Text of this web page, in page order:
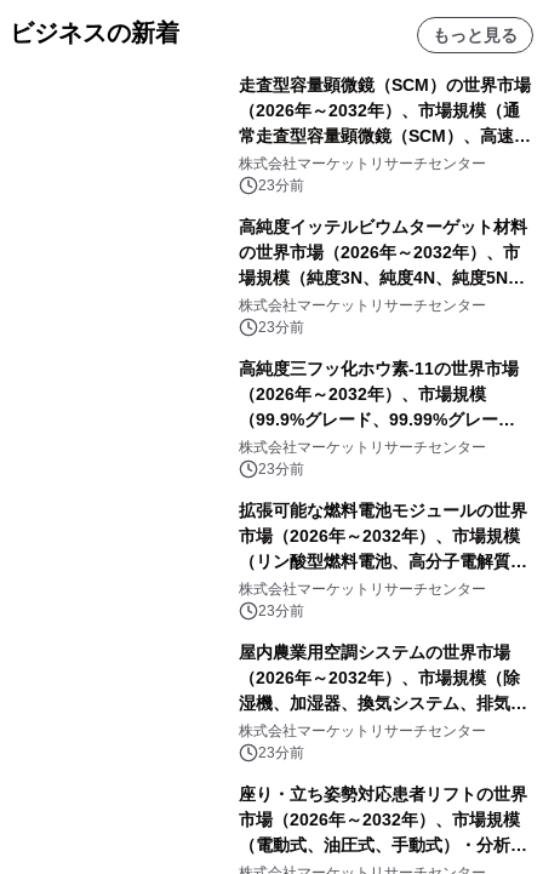
ビジネスの新着 もっと見る
走査型容量顕微鏡（SCM）の世界市場
（2026年～2032年）、市場規模（通
常走査型容量顕微鏡（SCM）、高速走
査型容量顕微鏡（SCM））・分析レポ
ートを発表
株式会社マーケットリサーチセンター
23分前
高純度イッテルビウムターゲット材料
の世界市場（2026年～2032年）、市
場規模（純度3N、純度4N、純度5N、
その他）・分析レポートを発表
株式会社マーケットリサーチセンター
23分前
高純度三フッ化ホウ素-11の世界市場
（2026年～2032年）、市場規模
（99.9%グレード、99.99%グレー
ド）・分析レポートを発表
株式会社マーケットリサーチセンター
23分前
拡張可能な燃料電池モジュールの世界
市場（2026年～2032年）、市場規模
（リン酸型燃料電池、高分子電解質膜
型燃料電池）・分析レポートを発表
株式会社マーケットリサーチセンター
23分前
屋内農業用空調システムの世界市場
（2026年～2032年）、市場規模（除
湿機、加湿器、換気システム、排気フ
ァン、空気循環システム）・分析レポ
ートを発表
株式会社マーケットリサーチセンター
23分前
座り・立ち姿勢対応患者リフトの世界
市場（2026年～2032年）、市場規模
（電動式、油圧式、手動式）・分析レ